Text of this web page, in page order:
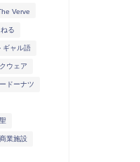
Verve
る
ギャル語
ウェア
ドーナツ
商業施設